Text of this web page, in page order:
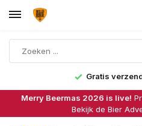
Gratis
Merry Beermas 2026 is live!
Bekijk de Bier